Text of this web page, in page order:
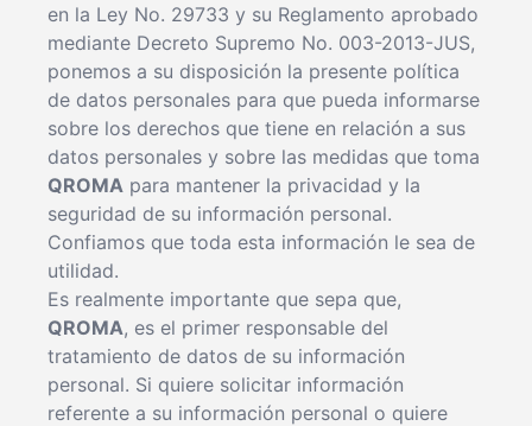
en la Ley No. 29733 y su Reglamento aprobado
mediante Decreto Supremo No. 003-2013-JUS,
ponemos a su disposición la presente política
de datos personales para que pueda informarse
sobre los derechos que tiene en relación a sus
datos personales y sobre las medidas que toma
QROMA para mantener la privacidad y la
seguridad de su información personal.
Confiamos que toda esta información le sea de
utilidad.
Es realmente importante que sepa que,
QROMA, es el primer responsable del
tratamiento de datos de su información
personal. Si quiere solicitar información
referente a su información personal o quiere